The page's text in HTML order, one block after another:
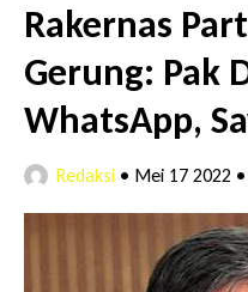
Terpidana Penipuan 10
Lakukan Pencurian
Muhammad Syifa
RSUD Bangil Raih
Perkuat Layanan Code
Hakim Sebut Saksi
Rakernas
Gerung: Pak
WhatsApp,
Redaksi • Mei 17 2022 •